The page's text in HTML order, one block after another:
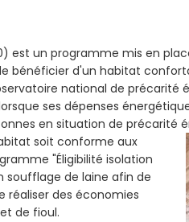
est un programme mis en
bénéficier d'un habitat
national de précarité
ses dépenses
en situation de précarité
soit conforme aux
"Éligibilité isolation
soufflage de laine afin de
des économies
de fioul.